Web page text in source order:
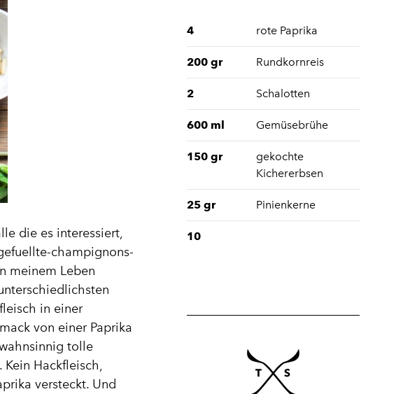
die es interessiert,
champignons-
meinem Leben
in einer
von einer Paprika
tolle
Hackfleisch,
versteckt. Und
4 rote Paprika
200 gr Rundkornreis
2 Schalotten
600 ml Gemüsebrühe
150 gr
gekochte
Kichererbsen
25 gr Pinienkerne
10